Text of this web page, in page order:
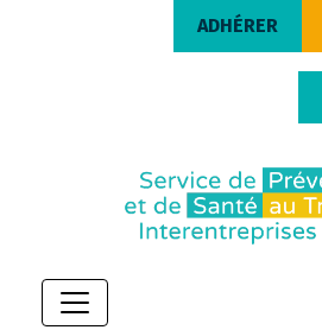
ADHÉRER